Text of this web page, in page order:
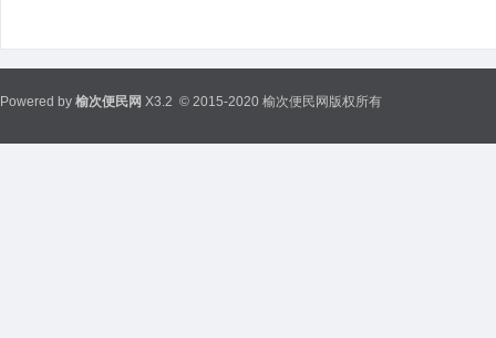
Powered by 榆次便民网 X3.2 © 2015-2020 榆次便民网版权所有